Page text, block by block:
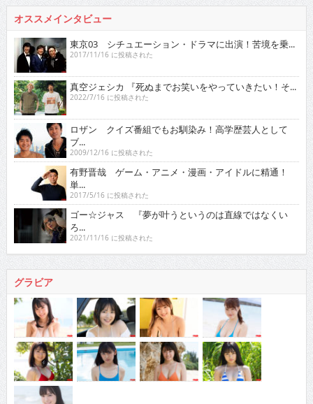
オススメインタビュー
東京03 シチュエーション・ドラマに出演！苦境を乗...
2017/11/16 に投稿された
真空ジェシカ 『死ぬまでお笑いをやっていきたい！そ...
2022/7/16 に投稿された
ロザン クイズ番組でもお馴染み！高学歴芸人として
ブ...
2009/12/16 に投稿された
有野晋哉 ゲーム・アニメ・漫画・アイドルに精通！
単...
2017/5/16 に投稿された
ゴー☆ジャス 『夢が叶うというのは直線ではなくい
ろ...
2021/11/16 に投稿された
グラビア